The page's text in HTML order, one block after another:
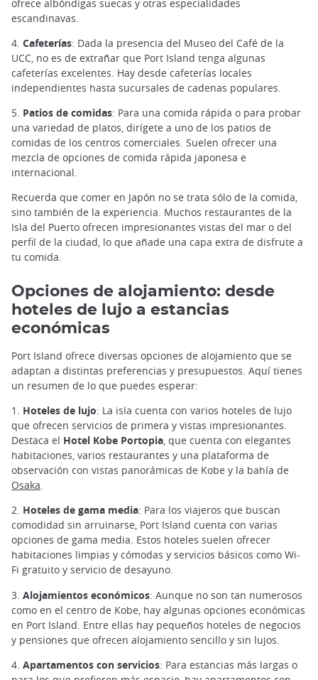
ofrece albóndigas suecas y otras especialidades
escandinavas.
4. Cafeterías: Dada la presencia del Museo del Café de la
UCC, no es de extrañar que Port Island tenga algunas
cafeterías excelentes. Hay desde cafeterías locales
independientes hasta sucursales de cadenas populares.
5. Patios de comidas: Para una comida rápida o para probar
una variedad de platos, dirígete a uno de los patios de
comidas de los centros comerciales. Suelen ofrecer una
mezcla de opciones de comida rápida japonesa e
internacional.
Recuerda que comer en Japón no se trata sólo de la comida,
sino también de la experiencia. Muchos restaurantes de la
Isla del Puerto ofrecen impresionantes vistas del mar o del
perfil de la ciudad, lo que añade una capa extra de disfrute a
tu comida.
Opciones de alojamiento: desde
hoteles de lujo a estancias
económicas
Port Island ofrece diversas opciones de alojamiento que se
adaptan a distintas preferencias y presupuestos. Aquí tienes
un resumen de lo que puedes esperar:
1. Hoteles de lujo: La isla cuenta con varios hoteles de lujo
que ofrecen servicios de primera y vistas impresionantes.
Destaca el Hotel Kobe Portopia, que cuenta con elegantes
habitaciones, varios restaurantes y una plataforma de
observación con vistas panorámicas de Kobe y la bahía de
Osaka.
2. Hoteles de gama media: Para los viajeros que buscan
comodidad sin arruinarse, Port Island cuenta con varias
opciones de gama media. Estos hoteles suelen ofrecer
habitaciones limpias y cómodas y servicios básicos como Wi-
Fi gratuito y servicio de desayuno.
3. Alojamientos económicos: Aunque no son tan numerosos
como en el centro de Kobe, hay algunas opciones económicas
en Port Island. Entre ellas hay pequeños hoteles de negocios
y pensiones que ofrecen alojamiento sencillo y sin lujos.
4. Apartamentos con servicios: Para estancias más largas o